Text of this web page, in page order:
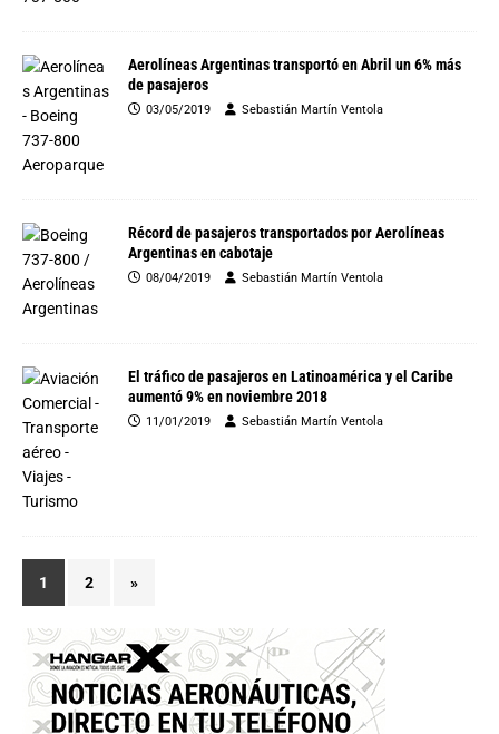
Aerolíneas Argentinas transportó en Abril un 6% más
de pasajeros
03/05/2019 Sebastián Martín Ventola
Récord de pasajeros transportados por Aerolíneas
Argentinas en cabotaje
08/04/2019 Sebastián Martín Ventola
El tráfico de pasajeros en Latinoamérica y el Caribe
aumentó 9% en noviembre 2018
11/01/2019 Sebastián Martín Ventola
1 2 »